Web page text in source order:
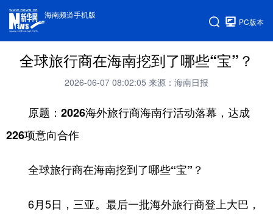
海南频道手机版
PC版本
全球旅行商在海南挖到了哪些“宝”？
2026-06-07 08:02:05 来源：海南日报
原题：2026海外旅行商海南行活动落幕，达成
226项意向合作
全球旅行商在海南挖到了哪些“宝”？
6月5日，三亚。最后一批海外旅行商登上大巴，